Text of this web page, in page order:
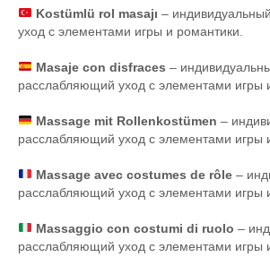
Kostümlü rol masajı –
уход с элементами игры и романтики.
Masaje con disfraces –
расслабляющий уход с элементами игры
Massage mit Rollenkostümen –
расслабляющий уход с элементами игры
Massage avec costumes de rôle–
расслабляющий уход с элементами игры
Massaggio con costumi di ruolo –
расслабляющий уход с элементами игры